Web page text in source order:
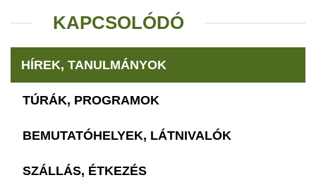
KAPCSOLÓDÓ
HÍREK, TANULMÁNYOK
TÚRÁK, PROGRAMOK
BEMUTATÓHELYEK, LÁTNIVALÓK
SZÁLLÁS, ÉTKEZÉS